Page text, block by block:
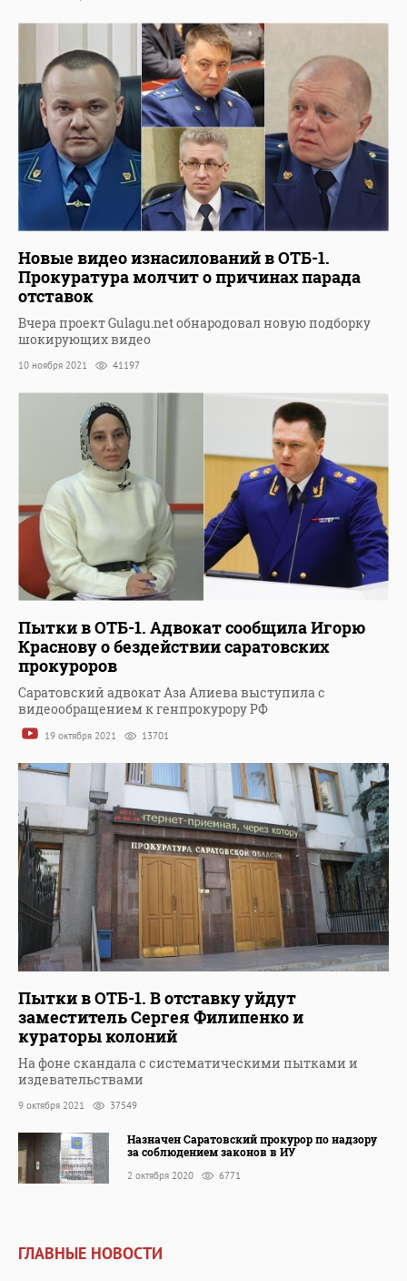
Новые видео изнасилований в ОТБ-1.
Прокуратура молчит о причинах парада
отставок
Вчера проект Gulagu.net обнародовал новую подборку
шокирующих видео
10 ноября 2021 41197
Пытки в ОТБ-1. Адвокат сообщила Игорю
Краснову о бездействии саратовских
прокуроров
Саратовский адвокат Аза Алиева выступила с
видеообращением к генпрокурору РФ
19 октября 2021 13701
Пытки в ОТБ-1. В отставку уйдут
заместитель Сергея Филипенко и
кураторы колоний
На фоне скандала с систематическими пытками и
издевательствами
9 октября 2021 37549
Назначен Саратовский прокурор по надзору
за соблюдением законов в ИУ
2 октября 2020 6771
ГЛАВНЫЕ НОВОСТИ